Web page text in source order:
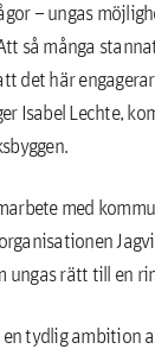
– ungas
så många
det här
Isabel Lechte,
med
ungas rätt till en
en tydlig ambition